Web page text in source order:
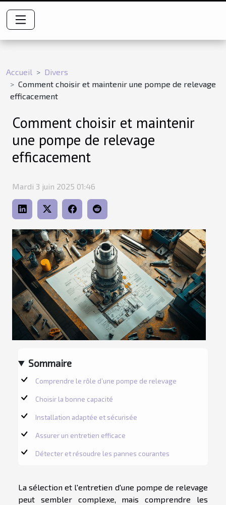
Accueil
Divers
Comment choisir et maintenir une pompe de relevage
efficacement
Comment choisir et maintenir
une pompe de relevage
efficacement
Mardi 3 juin 2025 01:46
Sommaire
Comprendre le rôle d’une pompe de relevage
Choisir la bonne capacité
Installation adaptée et sécurisée
Assurer un entretien efficace
Détecter et résoudre les pannes courantes
La sélection et l'entretien d'une pompe de relevage
peut sembler complexe, mais comprendre les